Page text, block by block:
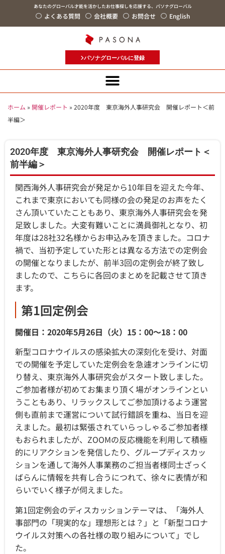
あなたのグローバル才能を活かしたお仕事探しを応援する、パソナグローバル
よくある質問 会社概要 お問合せ English
パソナグローバルに登録
ホーム » 開催レポート »2020年度 東京海外人事研究会 開催レポート＜前
半編＞
2020年度 東京海外人事研究会 開催レポート＜
前半編＞
関西海外人事研究会が発足から10年目を迎えた今年、
これまで東京においても同様の会の発足のお声をたく
さん頂いていたこともあり、東京海外人事研究会を発
足致しました。大変有難いことに満員御礼となり、初
年度は28社32名様からお申込みを頂きました。コロナ
禍で、当初予定していた形とは異なる方法での定例会
の開催となりましたが、前半3回の定例会が終了致し
ましたので、こちらに各回のまとめを記載させて頂き
ます。
第1回定例会
開催日：2020年5月26日（火）15：00～18：00
新型コロナウイルスの感染拡大の深刻化を受け、対面
での開催を予定していた定例会を急遽オンラインに切
り替え、東京海外人事研究会がスタート致しました。
ご参加者様が初めてお集まり頂く場がオンラインとい
うこともあり、リラックスしてご参加頂けるよう運営
側も直前まで運営について試行錯誤を重ね、当日を迎
えました。最初は緊張されていらっしゃるご参加者様
もおられましたが、ZOOMの反応機能を利用して積極
的にリアクションを発信したり、グループディスカッ
ションを通して海外人事業務のご担当者様同士ざっく
ばらんに情報を共有し合うにつれて、徐々に表情が和
らいでいく様子が伺えました。
第1回定例会のディスカッションテーマは、「海外人
事部門の「現実的な」理想形とは？」と「新型コロナ
ウイルス対策への各社様の取り組みについて」でし
た。